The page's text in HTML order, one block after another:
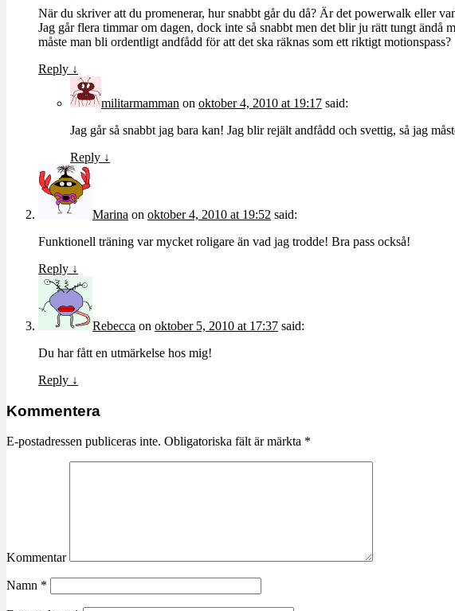
När du skriver att du promenerar, hur snabbt går du då? Är det powerwalk eller
Jag går flera timmar om dagen, dock inte så snabbt men det blir ju rätt tungt
måste man bli ordentligt andfådd för att det ska räknas som ett riktigt motionspass?
Reply ↓
militarmamman on oktober 4, 2010 at 19:17 said:
Jag går så snabbt jag bara kan! Jag blir rejält andfådd och svettig, så jag
Reply ↓
Marina on oktober 4, 2010 at 19:52 said:
Funktionell träning var mycket roligare än vad jag trodde! Bra pass också!
Reply ↓
Rebecca on oktober 5, 2010 at 17:37 said:
Du har fått en utmärkelse hos mig!
Reply ↓
Kommentera
E-postadressen publiceras inte. Obligatoriska fält är märkta *
Kommentar
Namn *